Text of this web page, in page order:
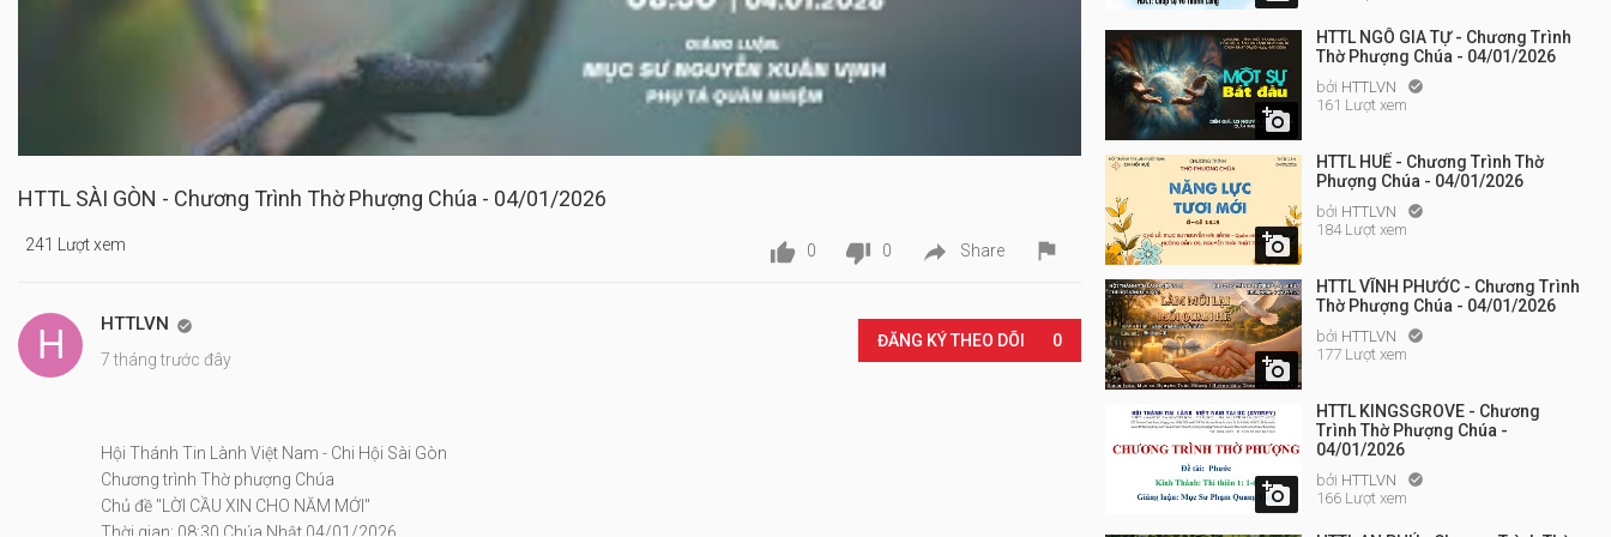

HTTL NGÔ GIA TỰ - Chương Trình
Thờ Phượng Chúa - 04/01/2026
bởi HTTLVN 
161 Lượt xem

HTTL HUẾ - Chương Trình Thờ
Phượng Chúa - 04/01/2026
bởi HTTLVN 
184 Lượt xem

HTTL VĨNH PHƯỚC - Chương Trình
Thờ Phượng Chúa - 04/01/2026
bởi HTTLVN 
177 Lượt xem

HTTL KINGSGROVE - Chương
Trình Thờ Phượng Chúa -
04/01/2026
bởi HTTLVN 
166 Lượt xem
HTTL SÀI GÒN - Chương Trình Thờ Phượng Chúa - 04/01/2026
241 Lượt xem  0  0  Share 
HTTLVN 
7 tháng trước đây
ĐĂNG KÝ THEO DÕI 0
Hội Thánh Tin Lành Việt Nam - Chi Hội Sài Gòn
Chương trình Thờ phượng Chúa
Chủ đề "LỜI CẦU XIN CHO NĂM MỚI"
Thời gian: 08:30 Chúa Nhật 04/01/2026